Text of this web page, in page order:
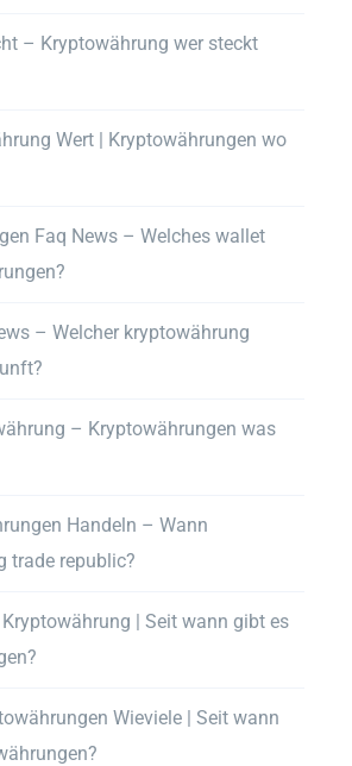
– Kryptowährung wer steckt
Wert | Kryptowährungen wo
Faq News – Welches wallet
– Welcher kryptowährung
– Kryptowährungen was
Handeln – Wann
trade republic?
| Seit wann gibt es
Wieviele | Seit wann